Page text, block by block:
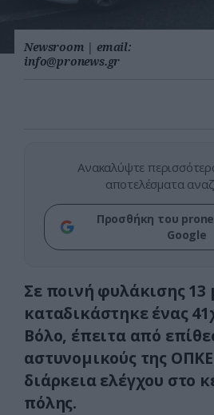
Newsroom | email:
info@pronews.gr
Ανακαλύψτε
αποτελέσματα
Προσθήκη του
Google
Σε ποινή φυλάκισης
καταδικάστηκε ένας
Βόλο, έπειτα από
αστυνομικούς της
διάρκεια ελέγχου στο
πόλης.